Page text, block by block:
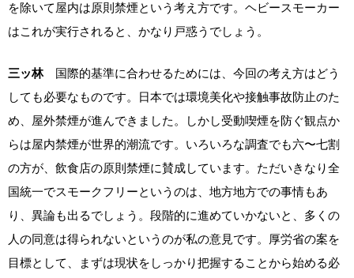
を除いて屋内は原則禁煙という考え方です。ヘビースモーカー
はこれが実行されると、かなり戸惑うでしょう。
三ッ林 国際的基準に合わせるためには、今回の考え方はどう
しても必要なものです。日本では環境美化や接触事故防止のた
め、屋外禁煙が進んできました。しかし受動喫煙を防ぐ観点か
らは屋内禁煙が世界的潮流です。いろいろな調査でも六〜七割
の方が、飲食店の原則禁煙に賛成しています。ただいきなり全
国統一でスモークフリーというのは、地方地方での事情もあ
り、異論も出るでしょう。段階的に進めていかないと、多くの
人の同意は得られないというのが私の意見です。厚労省の案を
目標として、まずは現状をしっかり把握することから始める必